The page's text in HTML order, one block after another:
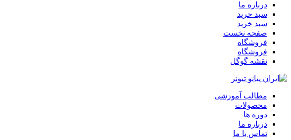
درباره ما
سبد خرید
سبد خرید
صفحه نخست
فروشگاه
فروشگاه
نقشه گوگل
مطالب آموزشی
محصولات
دوره ها
درباره ما
تماس با ما